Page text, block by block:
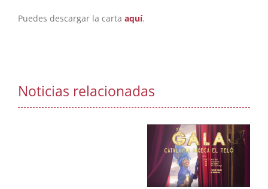
Puedes descargar la carta aquí.
Noticias relacionadas